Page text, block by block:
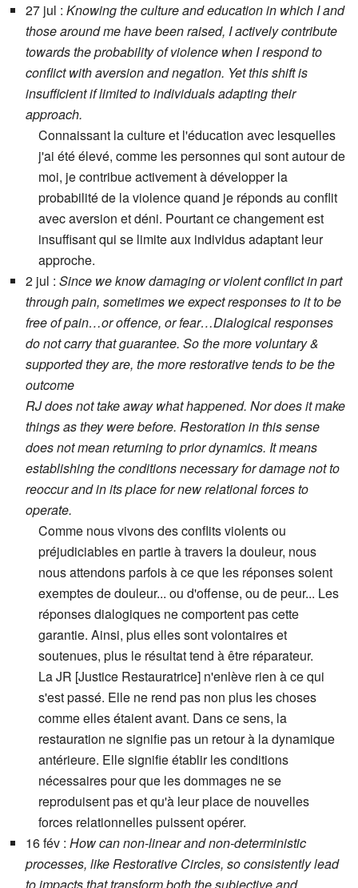
27 jul : Knowing the culture and education in which I and
those around me have been raised, I actively contribute
towards the probability of violence when I respond to
conflict with aversion and negation. Yet this shift is
insufficient if limited to individuals adapting their
approach.
Connaissant la culture et l'éducation avec lesquelles
j'ai été élevé, comme les personnes qui sont autour de
moi, je contribue activement à développer la
probabilité de la violence quand je réponds au conflit
avec aversion et déni. Pourtant ce changement est
insuffisant qui se limite aux individus adaptant leur
approche.
2 jul : Since we know damaging or violent conflict in part
through pain, sometimes we expect responses to it to be
free of pain…or offence, or fear…Dialogical responses
do not carry that guarantee. So the more voluntary &
supported they are, the more restorative tends to be the
outcome
RJ does not take away what happened. Nor does it make
things as they were before. Restoration in this sense
does not mean returning to prior dynamics. It means
establishing the conditions necessary for damage not to
reoccur and in its place for new relational forces to
operate.
Comme nous vivons des conflits violents ou
préjudiciables en partie à travers la douleur, nous
nous attendons parfois à ce que les réponses soient
exemptes de douleur... ou d'offense, ou de peur... Les
réponses dialogiques ne comportent pas cette
garantie. Ainsi, plus elles sont volontaires et
soutenues, plus le résultat tend à être réparateur.
La JR [Justice Restauratrice] n'enlève rien à ce qui
s'est passé. Elle ne rend pas non plus les choses
comme elles étaient avant. Dans ce sens, la
restauration ne signifie pas un retour à la dynamique
antérieure. Elle signifie établir les conditions
nécessaires pour que les dommages ne se
reproduisent pas et qu'à leur place de nouvelles
forces relationnelles puissent opérer.
16 fév : How can non-linear and non-deterministic
processes, like Restorative Circles, so consistently lead